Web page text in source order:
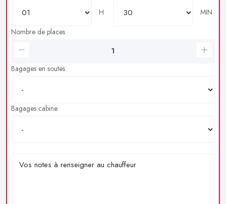
H
MIN
Nombre de places
Bagages en soutes
Bagages cabine